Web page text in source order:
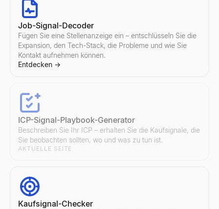
Instagram Influencer vergleichen
Vergleichen Sie zwei beliebige Instagram-Influencer
Entdecken
→
Twitter/X Influencer vergleichen
Vergleichen Sie zwei beliebige Twitter/X-Influencer
Entdecken
→
KI-E-Mail-Outreach-Engine
Lessie AI Laden Sie Ihre E-Mail-Kampagnen auf. Erstellen,
Entdecken
→
E-Mail-Adressenliste
Finden Sie verifizierte E-Mail-Adressen von Mitarbeitern in
Entdecken→
E-Mail-Outreach
Starten Sie automatisierte E-Mail-Outreach-Kampagnen mit
Entdecken
→
Job-Signal-Decoder
Fügen Sie eine Stellenanzeige ein – entschlüsseln Sie die
Expansion, den Tech-Stack, die Probleme und wie Sie
Kontakt aufnehmen können.
Entdecken →
ICP-Signal-Playbook-Generator
Beschreiben Sie Ihr ICP – erhalten Sie die Kaufsignale, die
Sie beobachten sollten, wo und was zu tun ist.
AKTUELLE SEITE
Kaufsignal-Checker